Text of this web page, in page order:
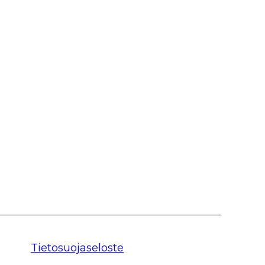
Tietosuojaseloste